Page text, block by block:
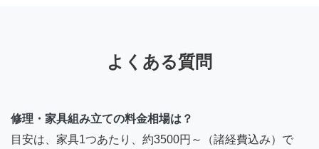
よくある質問
修理・家具組み立ての料金相場は？
目安は、家具1つあたり、約3500円～（諸経費込み）で